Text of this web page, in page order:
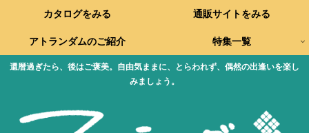
還暦過ぎたら、後はご褒美。自由気ままに、とらわれず、偶然の出逢いを楽し
みましょう。
カタログをみる 通販サイトをみる
アトランダムのご紹介 特集一覧